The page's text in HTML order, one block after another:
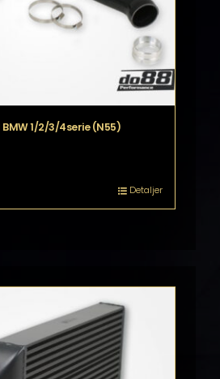
BMW 1/2/3/4serie (N55)
Detaljer